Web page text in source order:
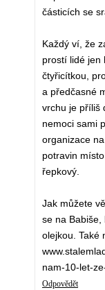
částicích se
Každý ví, že
prostí lidé jen
čtyřicítkou,
a předčasné
vrchu je příliš
nemoci sami
organizace
potravin
řepkový.
Jak můžete
se na Babiše,
olejkou. Také
nam-10-let-
Odpovědět